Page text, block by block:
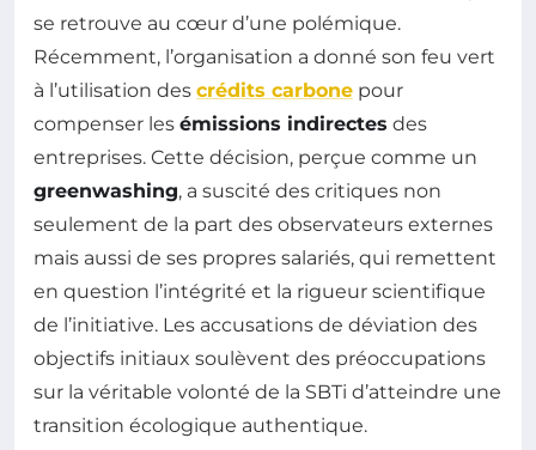
se retrouve au cœur d’une polémique.
Récemment, l’organisation a donné son feu vert
à l’utilisation des crédits carbone pour
compenser les émissions indirectes des
entreprises. Cette décision, perçue comme un
greenwashing, a suscité des critiques non
seulement de la part des observateurs externes
mais aussi de ses propres salariés, qui remettent
en question l’intégrité et la rigueur scientifique
de l’initiative. Les accusations de déviation des
objectifs initiaux soulèvent des préoccupations
sur la véritable volonté de la SBTi d’atteindre une
transition écologique authentique.